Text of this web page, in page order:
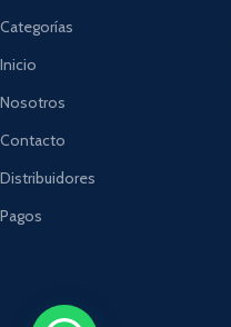
Categorías
Inicio
Nosotros
Contacto
Distribuidores
Pagos